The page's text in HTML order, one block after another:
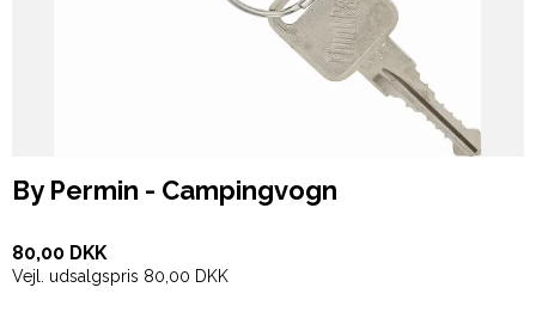
By Permin - Campingvogn
80,00 DKK
Vejl. udsalgspris 80,00 DKK